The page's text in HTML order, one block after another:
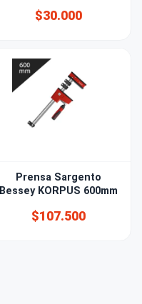
$30.000
Prensa Sargento
Bessey KORPUS 600mm
$107.500